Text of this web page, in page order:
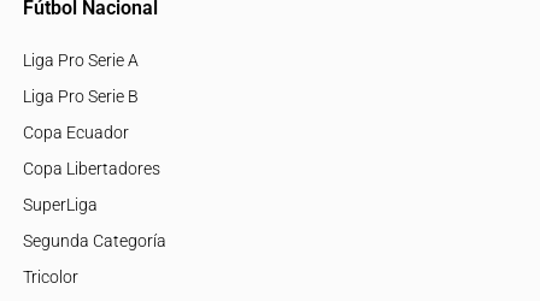
Fútbol Nacional
Liga Pro Serie A
Liga Pro Serie B
Copa Ecuador
Copa Libertadores
SuperLiga
Segunda Categoría
Tricolor